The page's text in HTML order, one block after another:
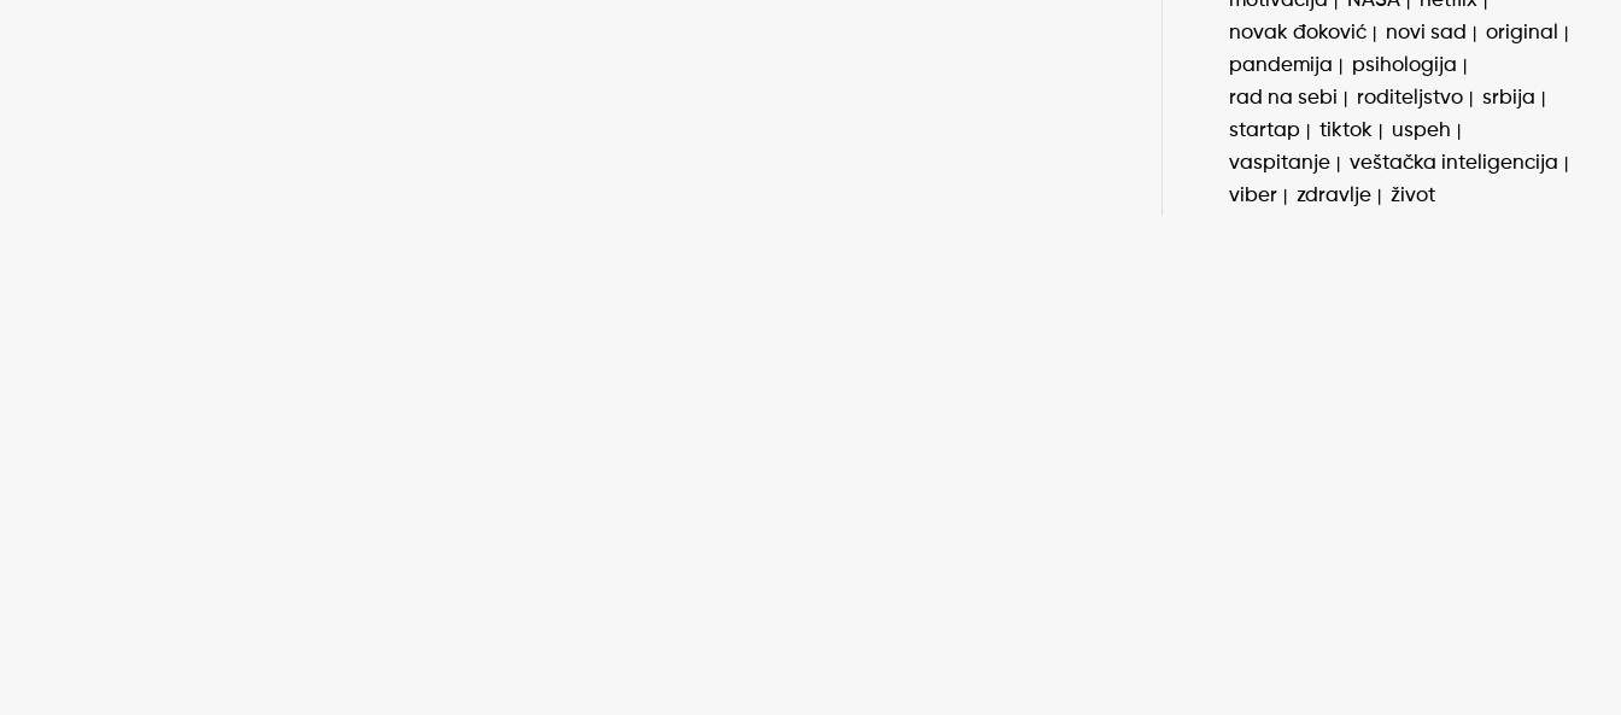
novak đoković
novi sad
original
pandemija
psihologija
rad na sebi
roditeljstvo
srbija
startap
tiktok
uspeh
vaspitanje
veštačka inteligencija
viber
zdravlje život